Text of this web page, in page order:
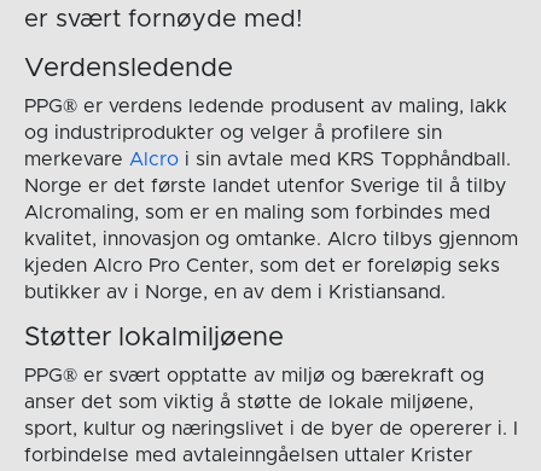
er svært fornøyde med!
Verdensledende
PPG® er verdens ledende produsent av maling, lakk
og industriprodukter og velger å profilere sin
merkevare Alcroi sin avtale med KRS Topphåndball.
Norge er det første landet utenfor Sverige til å tilby
Alcromaling, som er en maling som forbindes med
kvalitet, innovasjon og omtanke. Alcro tilbys gjennom
kjeden Alcro Pro Center, som det er foreløpig seks
butikker av i Norge, en av dem i Kristiansand.
Støtter lokalmiljøene
PPG® er svært opptatte av miljø og bærekraft og
anser det som viktig å støtte de lokale miljøene,
sport, kultur og næringslivet i de byer de opererer i. I
forbindelse med avtaleinngåelsen uttaler Krister